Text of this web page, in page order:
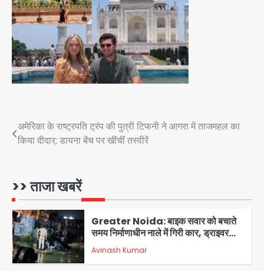
Post
navigation
अमेरिका के राष्ट्रपति ट्रंप की पुत्री टिफनी ने आगरा में ताजमहल का
किया दीदार; डायना बेंच पर खींचीं तस्वीरें
>> ताजा खबरें
3
4
Noida News: नोएडा के 350 किसानों के
लिए बड़ी खुशखबरी
jai hind janab
5
गिरफ्तार, डिजिटल डिवाइस जब्त; जंतर-मंतर
प्रदर्शनकारियों पर की थी आपत्तिजनक टिप्पणी
jai hind janab
1
2
Greater Noida: बाइक सवार को बचाते
समय निर्माणाधीन नाले में गिरी कार, ड्राइवर
बाल-बाल बचा
Avinash Kumar